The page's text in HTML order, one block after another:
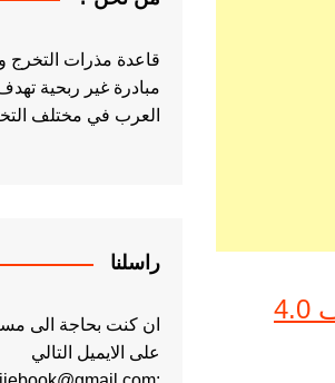
رخصة المشاع الإبداعي نَسب المُصنَّف 4.0
مبادرة غير ربحية
العرب في مختلف
راسلنا
ان كنت بحاجة الى
على الايميل التالي